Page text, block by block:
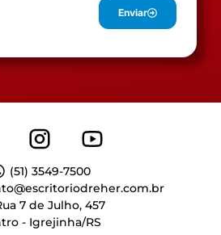
Enviar
(51) 3549-7500
7 de Julho, 457
- Igrejinha/RS